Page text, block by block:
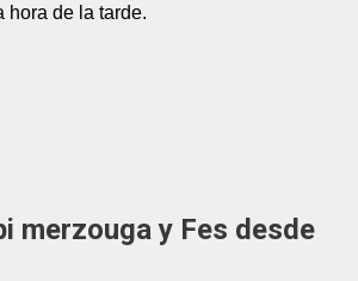
hora de la tarde.
merzouga y Fes desde